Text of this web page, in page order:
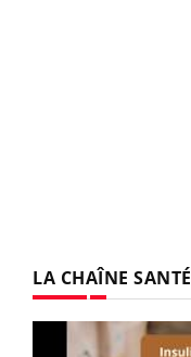
LA CHAÎNE SANTÉ